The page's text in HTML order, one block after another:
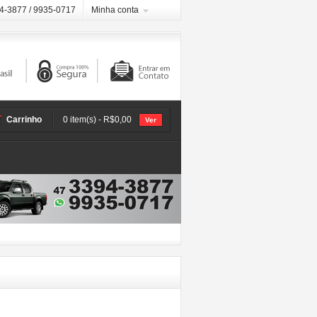
3877 / 9935-0717 Minha conta
Carrinho 0 item(s) - R$0,00 Ver